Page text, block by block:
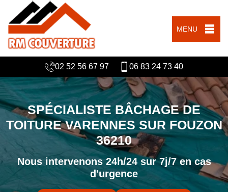
MENU
02 52 56 67 97 06 83 24 73 40
SPÉCIALISTE BÂCHAGE DE
TOITURE VARENNES SUR FOUZON
36210
Nous intervenons 24h/24 sur 7j/7 en cas
d'urgence